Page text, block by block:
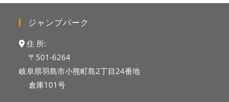
ジャンプパーク
住 所:
〒501-6264
岐阜県羽島市小熊町島2丁目24番地
倉庫101号